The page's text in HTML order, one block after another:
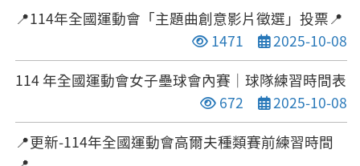
📍114年全國運動會「主題曲創意影片徵選」投票📍
點閱次數
1471 發布日期
2025-10-08
114 年全國運動會女子壘球會內賽｜球隊練習時間表
點閱次數
672 發布日期
2025-10-08
📍更新-114年全國運動會高爾夫種類賽前練習時間